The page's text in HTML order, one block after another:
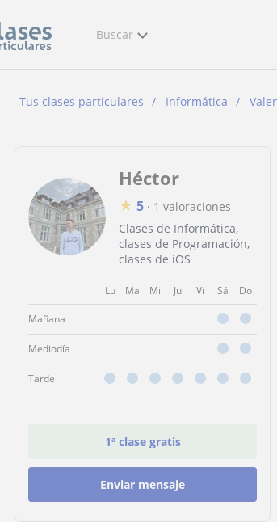
Buscar
Tus clases particulares Informática
Héctor
★ 5 · 1 valoraciones
Clases de Informática,
clases de Programación,
clases de iOS
Lu Ma Mi Ju Vi Sá Do
Mañana
Mediodía
Tarde
1ª clase gratis
Enviar mensaje